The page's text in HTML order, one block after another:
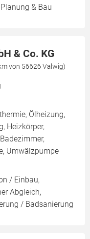
& Bau
& Co. KG
von 56626 Valwig)
Ölheizung,
Heizkörper,
Umwälzpumpe
/ Einbau,
Abgleich,
/ Badsanierung